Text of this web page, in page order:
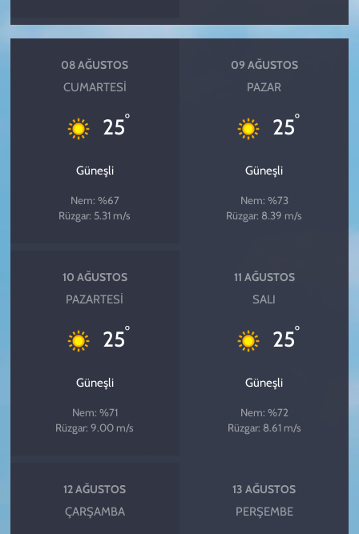
08 AĞUSTOS
CUMARTESI
25°
Güneşli
Nem: %67
Rüzgar: 5.31 m/s
09 AĞUSTOS
PAZAR
25°
Güneşli
Nem: %73
Rüzgar: 8.39 m/s
10 AĞUSTOS
PAZARTESI
25°
Güneşli
Nem: %71
Rüzgar: 9.00 m/s
11 AĞUSTOS
SALI
25°
Güneşli
Nem: %72
Rüzgar: 8.61 m/s
12 AĞUSTOS
ÇARŞAMBA
13 AĞUSTOS
PERŞEMBE